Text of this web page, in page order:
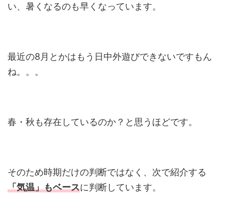
い、暑くなるのも早くなっています。
最近の8月とかはもう日中外遊びできないですもん
ね。。。
春・秋も存在しているのか？と思うほどです。
そのため時期だけの判断ではなく、次で紹介する
「気温」もベースに判断しています。